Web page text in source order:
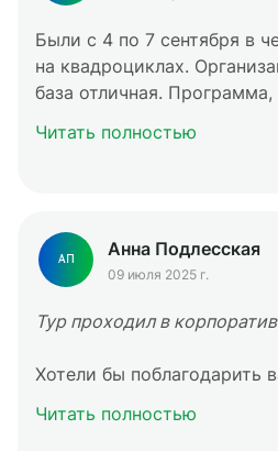
Были с 4 по 7 сентября в
на квадроциклах.
база отличная.
которому отдельное
Читать полностью
АП Анна Подлесская
09 июля 2025 г.
Тур проходил в
Хотели бы поблагодарить
заказчика получила
Читать полностью